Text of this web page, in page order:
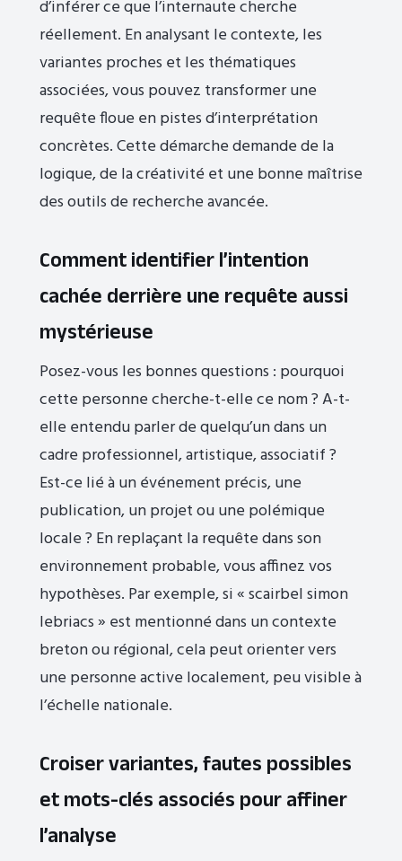
d’inférer ce que l’internaute cherche
réellement. En analysant le contexte, les
variantes proches et les thématiques
associées, vous pouvez transformer une
requête floue en pistes d’interprétation
concrètes. Cette démarche demande de la
logique, de la créativité et une bonne maîtrise
des outils de recherche avancée.
Comment identifier l’intention
cachée derrière une requête aussi
mystérieuse
Posez-vous les bonnes questions : pourquoi
cette personne cherche-t-elle ce nom ? A-t-
elle entendu parler de quelqu’un dans un
cadre professionnel, artistique, associatif ?
Est-ce lié à un événement précis, une
publication, un projet ou une polémique
locale ? En replaçant la requête dans son
environnement probable, vous affinez vos
hypothèses. Par exemple, si « scairbel simon
lebriacs » est mentionné dans un contexte
breton ou régional, cela peut orienter vers
une personne active localement, peu visible à
l’échelle nationale.
Croiser variantes, fautes possibles
et mots-clés associés pour affiner
l’analyse